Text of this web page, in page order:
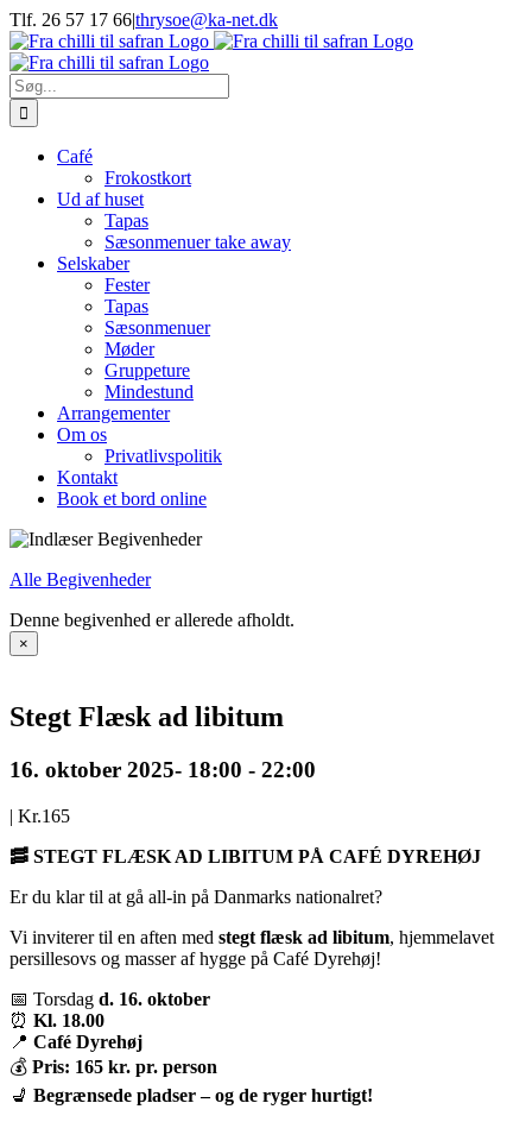
Skip
to
content
Tlf. 26 57 17 66|thrysoe@ka-net.dk
Facebook
Instagram
Søg
efter:
Café
Frokostkort
Ud af huset
Tapas
Sæsonmenuer take away
Selskaber
Fester
Tapas
Sæsonmenuer
Møder
Gruppeture
Mindestund
Arrangementer
Om os
Privatlivspolitik
Kontakt
Book et bord online
Alle Begivenheder
Denne begivenhed er allerede afholdt.
×
Stegt Flæsk ad libitum
16. oktober 2025- 18:00 - 22:00
| Kr.165
🥓 STEGT FLÆSK AD LIBITUM PÅ CAFÉ DYREHØJ
Er du klar til at gå all-in på Danmarks nationalret?
Vi inviterer til en aften med stegt flæsk ad libitum, hjemmelavet
persillesovs og masser af hygge på Café Dyrehøj!
📅 Torsdag d. 16. oktober
⏰ Kl. 18.00
📍 Café Dyrehøj
💰 Pris: 165 kr. pr. person
💺 Begrænsede pladser – og de ryger hurtigt!